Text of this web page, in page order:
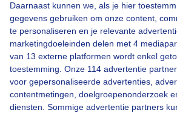
Daarnaast kunnen we, als je hier
gegevens gebruiken om onze content,
te personaliseren en je relevante
marketingdoeleinden delen met 4
van 13 externe platformen wordt enkel
toestemming. Onze 114 advertentie
voor gepersonaliseerde advertenties,
contentmetingen, doelgroepenonderzoek
diensten. Sommige advertentie partners
Over Buienradar